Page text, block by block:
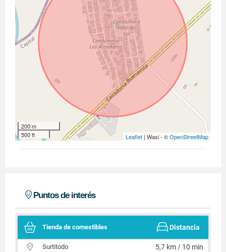
200 m
500 ft
Leaflet | Wasi - ©OpenStreetMap
Puntos de interés
Tienda de comestibles Distancia
Surtitodo 5,7 km / 10 min